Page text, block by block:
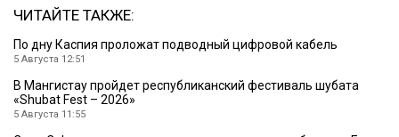
ЧИТАЙТЕ ТАКЖЕ:
По дну Каспия проложат подводный цифровой кабель
5 Августа 12:51
В Мангистау пройдет республиканский фестиваль шубата
«Shubat Fest – 2026»
5 Августа 11:55